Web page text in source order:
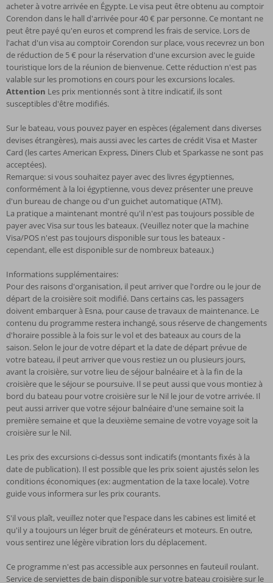
acheter à votre arrivée en Égypte. Le visa peut être obtenu au comptoir
Corendon dans le hall d'arrivée pour 40 € par personne. Ce montant ne
peut être payé qu'en euros et comprend les frais de service. Lors de
l'achat d'un visa au comptoir Corendon sur place, vous recevrez un bon
de réduction de 5 € pour la réservation d'une excursion avec le guide
touristique lors de la réunion de bienvenue. Cette réduction n'est pas
valable sur les promotions en cours pour les excursions locales.
Attention Les prix mentionnés sont à titre indicatif, ils sont
susceptibles d'être modifiés.
Sur le bateau, vous pouvez payer en espèces (également dans diverses
devises étrangères), mais aussi avec les cartes de crédit Visa et Master
Card (les cartes American Express, Diners Club et Sparkasse ne sont pas
acceptées).
Remarque: si vous souhaitez payer avec des livres égyptiennes,
conformément à la loi égyptienne, vous devez présenter une preuve
d'un bureau de change ou d'un guichet automatique (ATM).
La pratique a maintenant montré qu'il n'est pas toujours possible de
payer avec Visa sur tous les bateaux. (Veuillez noter que la machine
Visa/POS n'est pas toujours disponible sur tous les bateaux -
cependant, elle est disponible sur de nombreux bateaux.)
Informations supplémentaires:
Pour des raisons d'organisation, il peut arriver que l'ordre ou le jour de
départ de la croisière soit modifié. Dans certains cas, les passagers
doivent embarquer à Esna, pour cause de travaux de maintenance. Le
contenu du programme restera inchangé, sous réserve de changements
d'horaire possible à la fois sur le vol et des bateaux au cours de la
saison. Selon le jour de votre départ et la date de départ prévue de
votre bateau, il peut arriver que vous restiez un ou plusieurs jours,
avant la croisière, sur votre lieu de séjour balnéaire et à la fin de la
croisière que le séjour se poursuive. Il se peut aussi que vous montiez à
bord du bateau pour votre croisière sur le Nil le jour de votre arrivée. Il
peut aussi arriver que votre séjour balnéaire d'une semaine soit la
première semaine et que la deuxième semaine de votre voyage soit la
croisière sur le Nil.
Les prix des excursions ci-dessus sont indicatifs (montants fixés à la
date de publication). Il est possible que les prix soient ajustés selon les
conditions économiques (ex: augmentation de la taxe locale). Votre
guide vous informera sur les prix courants.
S'il vous plaît, veuillez noter que l'espace dans les cabines est limité et
qu'il y a toujours un léger bruit de générateurs et moteurs. En outre,
vous sentirez une légère vibration lors du déplacement.
Ce programme n'est pas accessible aux personnes en fauteuil roulant.
Service de serviettes de bain disponible sur votre bateau croisière sur le